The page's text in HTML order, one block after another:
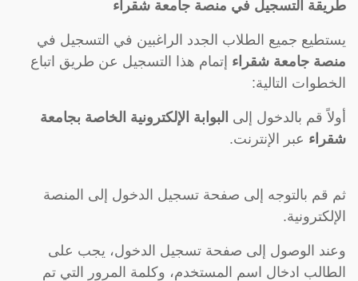
طريقة التسجيل في منصة جامعة شقراء
يستطيع جميع الطلاب الجدد الراغبين في التسجيل في
منصة جامعة شقراء إتمام هذا التسجيل عن طريق اتباع
الخطوات التالية:
أولاً قم بالدخول إلى البوابة الإلكترونية الخاصة بجامعة
شقراء عبر الإنترنت.
ثم قم بالتوجه إلى صفحة تسجيل الدخول إلى المنصة
الإلكترونية.
وعند الوصول إلى صفحة تسجيل الدخول، يجب على
الطالب ادخال اسم المستخدم، وكلمة المرور التي تم